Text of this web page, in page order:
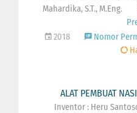
Mahardika, S.T., M.Eng.
2018
Nomor
ALAT PEMBUAT
Inventor : Heru